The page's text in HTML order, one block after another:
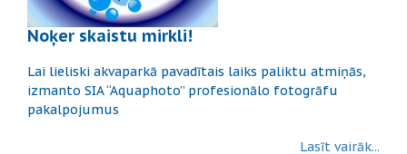
Noķer skaistu mirkli!
Lai lieliski akvaparkā pavadītais laiks paliktu atmiņās,
izmanto SIA “Aquaphoto” profesionālo fotogrāfu
pakalpojumus
Lasīt vairāk...